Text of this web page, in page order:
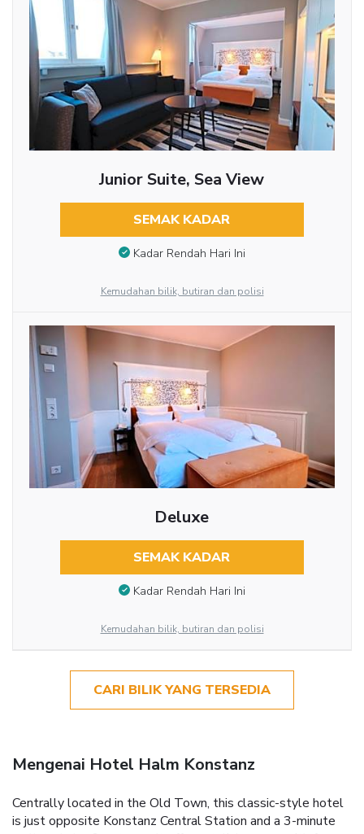
Junior Suite, Sea View
SEMAK KADAR
Kadar Rendah Hari Ini
Kemudahan bilik, butiran dan polisi
Deluxe
SEMAK KADAR
Kadar Rendah Hari Ini
Kemudahan bilik, butiran dan polisi
CARI BILIK YANG TERSEDIA
Mengenai Hotel Halm Konstanz
Centrally located in the Old Town, this classic-style hotel
is just opposite Konstanz Central Station and a 3-minute